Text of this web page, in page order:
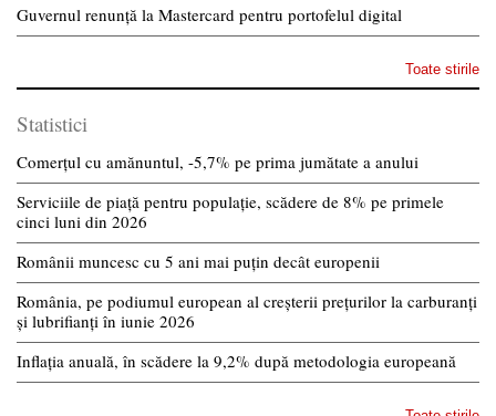
Guvernul renunță la Mastercard pentru portofelul digital
Toate stirile
Statistici
Comerțul cu amănuntul, -5,7% pe prima jumătate a anului
Serviciile de piață pentru populație, scădere de 8% pe primele
cinci luni din 2026
Românii muncesc cu 5 ani mai puțin decât europenii
România, pe podiumul european al creșterii prețurilor la carburanți
și lubrifianți în iunie 2026
Inflația anuală, în scădere la 9,2% după metodologia europeană